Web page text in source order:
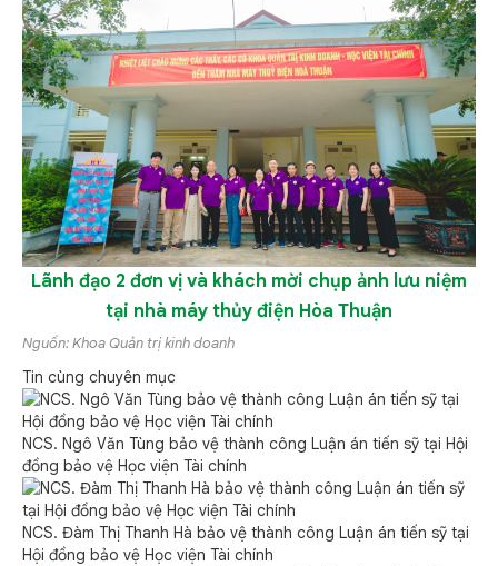
Lãnh đạo 2 đơn vị và khách mời chụp ảnh lưu niệm
tại nhà máy thủy điện Hòa Thuận
Nguồn: Khoa Quản trị kinh doanh
Tin cùng chuyên mục
NCS. Ngô Văn Tùng bảo vệ thành công Luận án tiến sỹ tại Hội
đồng bảo vệ Học viện Tài chính
NCS. Đàm Thị Thanh Hà bảo vệ thành công Luận án tiến sỹ tại
Hội đồng bảo vệ Học viện Tài chính